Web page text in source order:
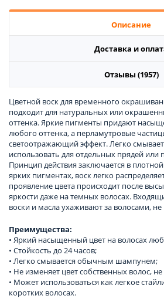
Описание
Доставка и
Отзывы (1957)
Цветной воск для временного
подходит для натуральных или
оттенка. Яркие пигменты придают
любого оттенка, а перламутровые
светоотражающий эффект. Легко
использовать для отдельных прядей
Принцип действия заключается в
ярких пигментах, воск легко
проявление цвета происходит после
яркости даже на темных волосах.
воски и масла ухаживают за волосами,
Преимущества:
• Яркий насыщенный цвет на волосах
• Стойкость до 24 часов;
• Легко смывается обычным шампунем;
• Не изменяет цвет собственных волос,
• Может использоваться как легкое
коротких волосах.